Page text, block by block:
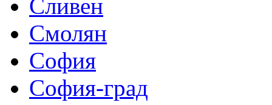
Сливен
Смолян
София
София-град